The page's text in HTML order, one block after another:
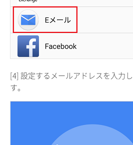
[4] 設定するメールアドレスを入力
す。